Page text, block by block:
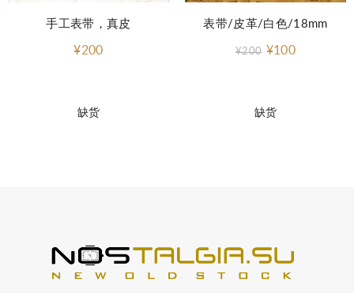
缺货
手工表带，真皮
¥200
缺货
表带/皮革/白色/18mm
¥200 ¥100